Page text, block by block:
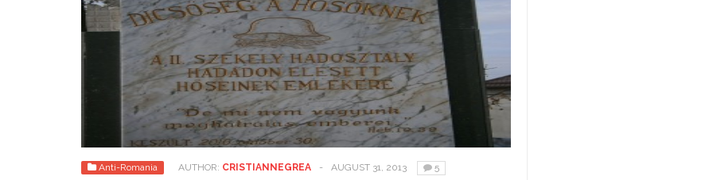
La Mulți Ani, Eugen Mihăescu!
Pamfil Șeicaru omagiat la Mănăstirea ctitorită chiar de către el: Sfânta Ana – Orșova
Nu vă fie frică! FOTO și VIDEO cu Corneliu Vlad și Cavalerii noilor apocalipse. “O societate înfricoșată e mult
Mariana Nicolesco: Evenimentele Darclée la Televiziunea Naţională – o mare sărbătoare. VIDEO
Schimbarea la Față: “Acesta e Fiul Meu Mult Iubit – pe El să-l ascultați!” În inimi “să-nflorească, ca rod de har,
Turnătorul DIE Lucian Boia înjură din nou poporul român: “românii sunt slavi, nu latini”. Fostul agent ceaușist
României
Anti-Romania AUTHOR: CRISTIANNEGREA - AUGUST 31, 2013 5